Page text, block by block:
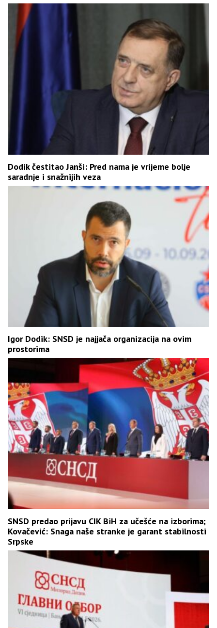
Dodik čestitao Janši: Pred nama je vrijeme bolje
saradnje i snažnijih veza
Igor Dodik: SNSD je najjača organizacija na ovim
prostorima
SNSD predao prijavu CIK BiH za učešće na izborima;
Kovačević: Snaga naše stranke je garant stabilnosti
Srpske